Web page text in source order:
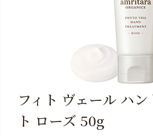
フィト ヴェール ハ
ト ローズ 50g